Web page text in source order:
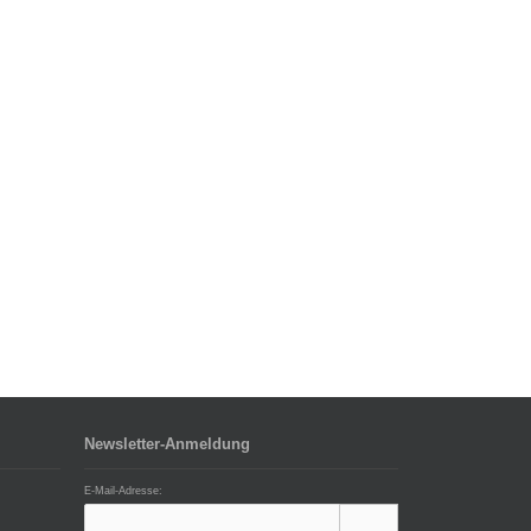
Newsletter-Anmeldung
E-Mail-Adresse: